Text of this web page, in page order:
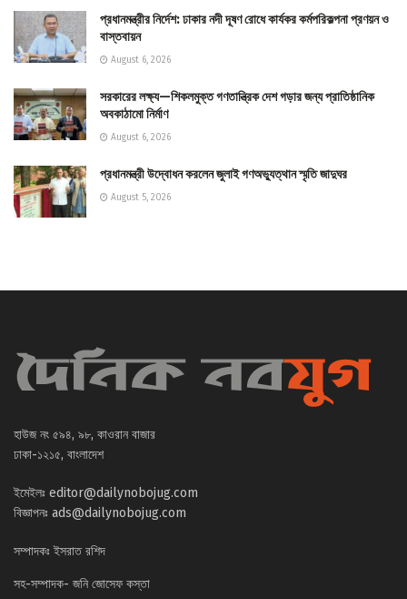
প্রধানমন্ত্রীর নির্দেশ: ঢাকার নদী দূষণ রোধে কার্যকর কর্মপরিকল্পনা প্রণয়ন ও
বাস্তবায়ন
August 6, 2026
সরকারের লক্ষ্য—শিকলমুক্ত গণতান্ত্রিক দেশ গড়ার জন্য প্রাতিষ্ঠানিক
অবকাঠামো নির্মাণ
August 6, 2026
প্রধানমন্ত্রী উদ্বোধন করলেন জুলাই গণঅভ্যুত্থান স্মৃতি জাদুঘর
August 5, 2026
হাউজ নং ৫৯৪, ৯৮, কাওরান বাজার
ঢাকা-১২১৫, বাংলাদেশ
ইমেইলঃ editor@dailynobojug.com
বিজ্ঞাপনঃ ads@dailynobojug.com
সম্পাদকঃ ইসরাত রশিদ
সহ-সম্পাদক- জনি জোসেফ কস্তা